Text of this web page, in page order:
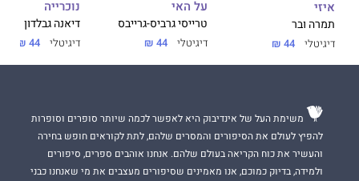
איזי
תמרה ובר
דיגיטלי 44 ₪
על האי
טרייסי גרביס-גרייבס
דיגיטלי 44 ₪
נוכרייה
דיאנה גבלדון
דיגיטלי 44 ₪
משימת העל של אינדיבוק היא לאפשר לכמה שיותר סופרים וסופרות
להפיץ לעולם את הסיפורים והמסרים שלהם, לתת לקוראים חופש בחירה
והעשיר את כוח הקריאה בעולם שלהם. אנחנו אוהבים ספרים, סיפורים
ולמידה, בדיוק כמוכם, אנו מאמינים שסיפורים מעצבים את מי שאנחנו כבני